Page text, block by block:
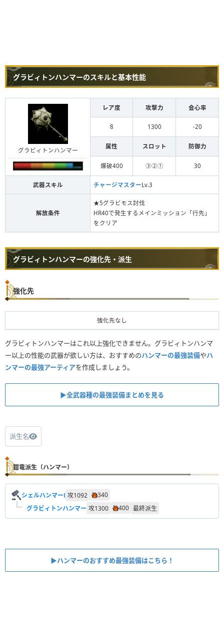
グラビィトンハンマーのスキルと基本性能
グラビィトンハンマー
レア度 攻撃力 会心率
8 1300 -20
属性 スロット 防御力
爆破400 ③②① 30
武器スキル チャージマスターLv.3
解放条件
★5グラビモス討伐
HR40で発生するメインミッション「行先」
をクリア
グラビィトンハンマーの強化先・派生
強化先
強化先なし
グラビィトンハンマーはこれ以上強化できません。グラビィトンハンマ
ー以上の性能の武器が欲しい方は、おすすめのハンマーの最強装備やハ
ンマーの最強アーティアを作成しましょう。
▶︎全武器種の最強装備まとめを見る
派生名
鎧竜派生（ハンマー）
シェルハンマーⅠ 攻1092
340
グラビィトンハンマー 攻1300 400 最終派生
▶︎ハンマーのおすすめ最強装備はこちら！